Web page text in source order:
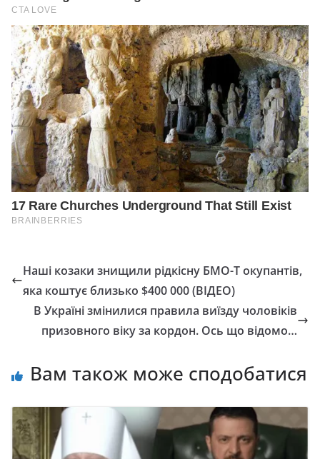
Наші козаки знищили рідкісну БМО-Т окупантів,
яка коштує близько $400 000 (ВІДЕО)
В Україні змінилися правила виїзду чоловіків
призовного віку за кордон. Ось що відомо…
Вам також може сподобатися